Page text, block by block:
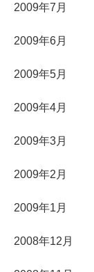
2009年7月
2009年6月
2009年5月
2009年4月
2009年3月
2009年2月
2009年1月
2008年12月